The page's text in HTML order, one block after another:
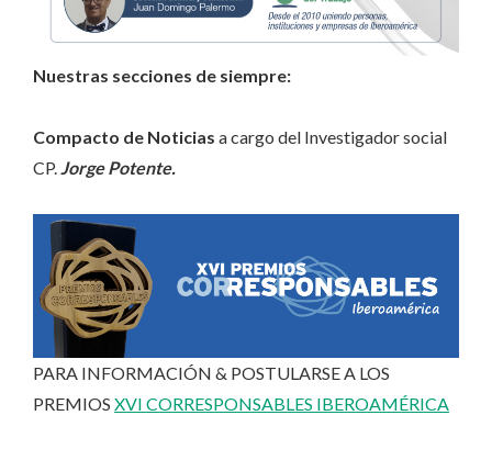
Nuestras secciones de siempre:
Compacto de Noticias a cargo del Investigador social
CP. Jorge Potente.
PARA INFORMACIÓN & POSTULARSE A LOS
PREMIOS XVI CORRESPONSABLES IBEROAMÉRICA